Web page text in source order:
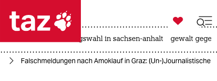
 taz zahl ich
taz zahl ich

taz zahl ich
landtagswahl in sachsen-anhalt gewalt
Falschmeldungen nach Amoklauf in Graz: (Un-)Journalistische